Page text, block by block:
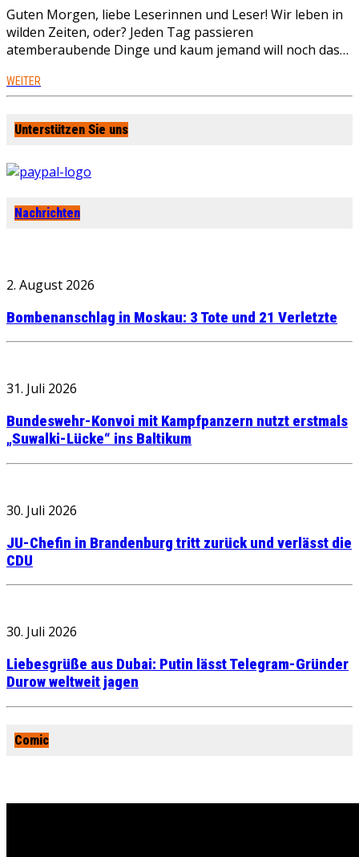
Guten Morgen, liebe Leserinnen und Leser! Wir leben in
wilden Zeiten, oder? Jeden Tag passieren
atemberaubende Dinge und kaum jemand will noch das…
WEITER
Unterstützen Sie uns
Nachrichten
2. August 2026
Bombenanschlag in Moskau: 3 Tote und 21 Verletzte
31. Juli 2026
Bundeswehr-Konvoi mit Kampfpanzern nutzt erstmals
„Suwalki-Lücke“ ins Baltikum
30. Juli 2026
JU-Chefin in Brandenburg tritt zurück und verlässt die
CDU
30. Juli 2026
Liebesgrüße aus Dubai: Putin lässt Telegram-Gründer
Durow weltweit jagen
Comic